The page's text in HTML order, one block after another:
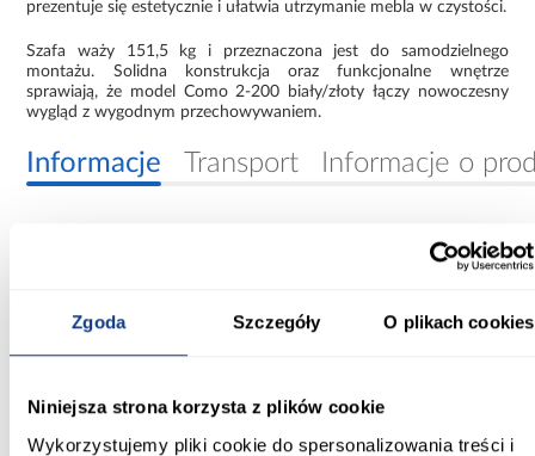
Zgoda Szczegóły O plikach cookies
Niniejsza strona korzysta z plików cookie
Wykorzystujemy pliki cookie do spersonalizowania treści i
prezentuje się estetycznie i ułatwia utrzymanie mebla w czystości.
Szafa waży 151,5 kg i przeznaczona jest do samodzielnego
montażu. Solidna konstrukcja oraz funkcjonalne wnętrze
sprawiają, że model Como 2-200 biały/złoty łączy nowoczesny
wygląd z wygodnym przechowywaniem.
Informacje Transport Informacje o
Głębokość [cm]:
Wysokość [cm]: